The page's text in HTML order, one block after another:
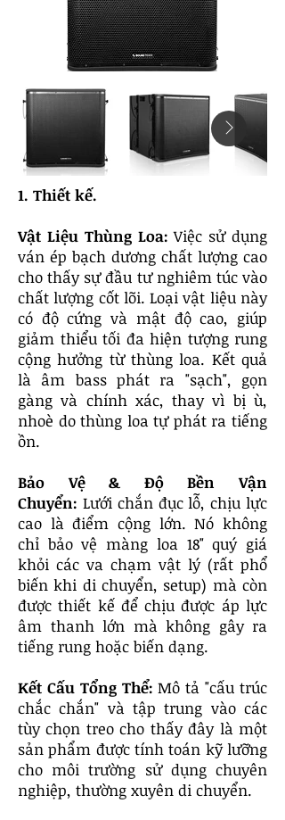
1. Thiết kế.
Vật Liệu Thùng Loa:Việc sử dụng
ván ép bạch dương chất lượng cao
cho thấy sự đầu tư nghiêm túc vào
chất lượng cốt lõi. Loại vật liệu này
có độ cứng và mật độ cao, giúp
giảm thiểu tối đa hiện tượng rung
cộng hưởng từ thùng loa. Kết quả
là âm bass phát ra "sạch", gọn
gàng và chính xác, thay vì bị ù,
nhoè do thùng loa tự phát ra tiếng
ồn.
Bảo Vệ & Độ Bền Vận
Chuyển: Lưới chắn đục lỗ, chịu lực
cao là điểm cộng lớn. Nó không
chỉ bảo vệ màng loa 18" quý giá
khỏi các va chạm vật lý (rất phổ
biến khi di chuyển, setup) mà còn
được thiết kế để chịu được áp lực
âm thanh lớn mà không gây ra
tiếng rung hoặc biến dạng.
Kết Cấu Tổng Thể:Mô tả "cấu trúc
chắc chắn" và tập trung vào các
tùy chọn treo cho thấy đây là một
sản phẩm được tính toán kỹ lưỡng
cho môi trường sử dụng chuyên
nghiệp, thường xuyên di chuyển.